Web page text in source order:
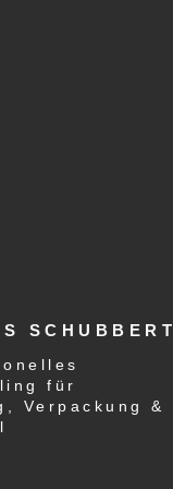
SCHUBBERT
für
Verpackung &